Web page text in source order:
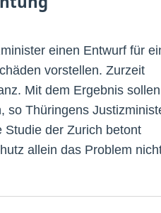
einen Entwurf für
vorstellen. Zurzeit
Mit dem Ergebnis sollen
so Thüringens
Studie der Zurich betont
allein das Problem